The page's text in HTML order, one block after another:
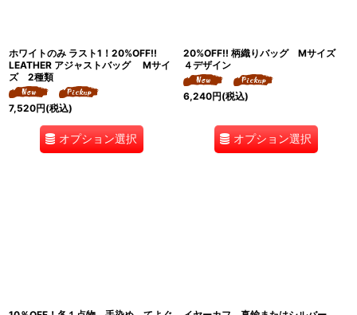
ホワイトのみ ラスト1！20%OFF!!
LEATHER アジャストバッグ Mサイ
ズ 2種類
7,520円(税込)
オプション選択
20%OFF!! 柄織りバッグ Mサイズ
４デザイン
6,240円(税込)
オプション選択